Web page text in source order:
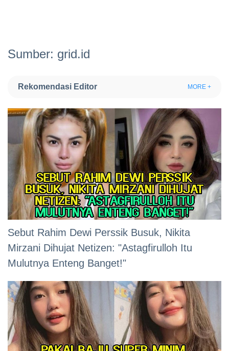
Sumber: grid.id
Rekomendasi Editor MORE +
Sebut Rahim Dewi Perssik Busuk, Nikita
Mirzani Dihujat Netizen: "Astagfirulloh Itu
Mulutnya Enteng Banget!"